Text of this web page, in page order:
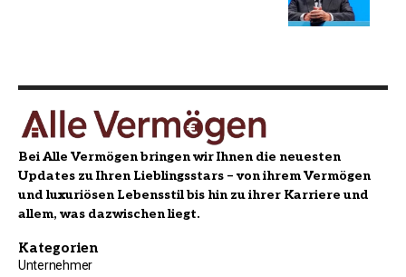
Bei Alle Vermögen bringen wir Ihnen die neuesten
Updates zu Ihren Lieblingsstars – von ihrem Vermögen
und luxuriösen Lebensstil bis hin zu ihrer Karriere und
allem, was dazwischen liegt.
Kategorien
Unternehmer